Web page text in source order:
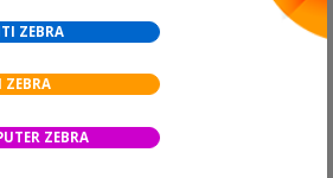
ZEBRA
ZEBRA
ZEBRA